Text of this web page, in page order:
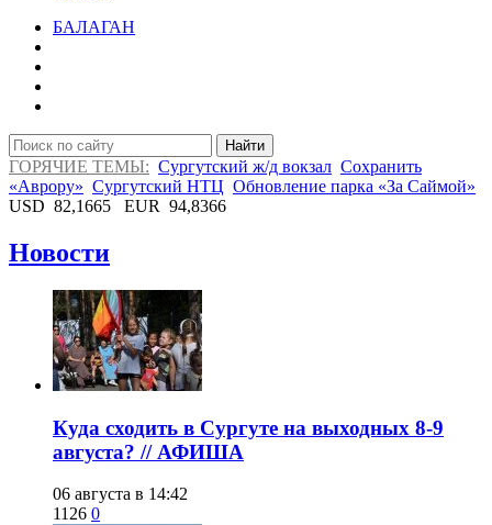
БАЛАГАН
Найти
ГОРЯЧИЕ ТЕМЫ: Сургутский ж/д вокзал Сохранить
«Аврору» Сургутский НТЦ Обновление парка «За Саймой»
USD 82,1665 EUR 94,8366
Новости
​Куда сходить в Сургуте на выходных 8-9
августа? // АФИША
06 августа в 14:42
1126 0